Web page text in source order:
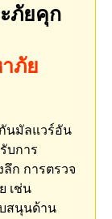
ภัยคุก
ภัย
กันมัลแวร์อัน
บการ
ก การตรวจ
เช่น
สนุนด้าน